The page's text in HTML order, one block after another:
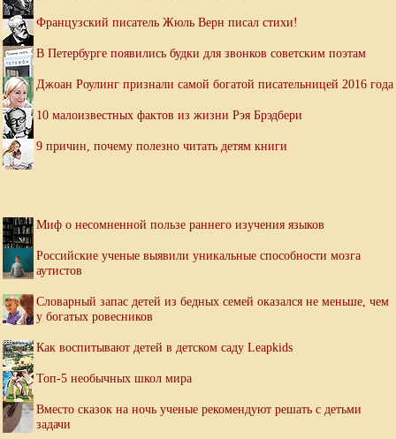
Французский писатель Жюль Верн писал стихи!
В Петербурге появились будки для звонков советским поэтам
Джоан Роулинг признали самой богатой писательницей 2016 года
10 малоизвестных фактов из жизни Рэя Брэдбери
9 причин, почему полезно читать детям книги
Миф о несомненной пользе раннего изучения языков
Российские ученые выявили уникальные способности мозга
аутистов
Словарный запас детей из бедных семей оказался не меньше, чем
у богатых ровесников
Как воспитывают детей в детском саду Leapkids
Топ-5 необычных школ мира
Вместо сказок на ночь ученые рекомендуют решать с детьми
задачи